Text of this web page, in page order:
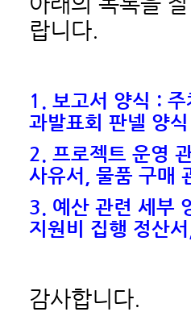
랍니다.
1. 보고서 양식 :
과발표회 판넬 양식
2. 프로젝트 운영
사유서, 물품 구매
3. 예산 관련 세부
지원비 집행 정산
감사합니다.